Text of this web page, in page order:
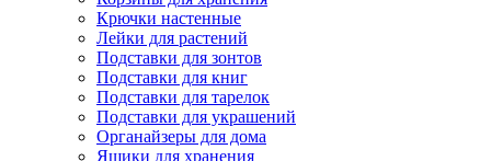
Крючки настенные
Лейки для растений
Подставки для зонтов
Подставки для книг
Подставки для тарелок
Подставки для украшений
Органайзеры для дома
Ящики для хранения